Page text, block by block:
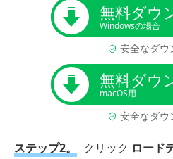
無料ダウ
Windowsの場合
安全なダウ
無料ダウ
macOS用
安全なダウ
ステップ2。 クリック ロード